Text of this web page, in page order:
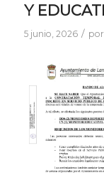
Y
5 junio, 2026 / por